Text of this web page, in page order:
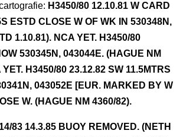
H3450/80 12.10.81 W CARD
ESTD CLOSE W OF WK IN 530348N,
1.10.81). NCA YET. H3450/80
530345N, 043044E. (HAGUE NM
H3450/80 23.12.82 SW 11.5MTRS
043052E [EUR. MARKED BY W
W. (HAGUE NM 4360/82).
83 14.3.85 BUOY REMOVED. (NETH